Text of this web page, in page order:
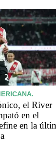
el River
en el
en la